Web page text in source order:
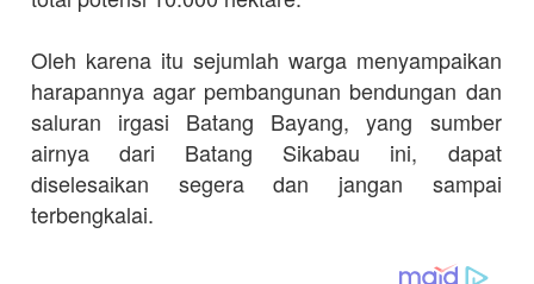
Oleh karena itu sejumlah warga menyampaikan
harapannya agar pembangunan bendungan dan
saluran irgasi Batang Bayang, yang sumber
airnya dari Batang Sikabau ini, dapat
diselesaikan segera dan jangan sampai
terbengkalai.